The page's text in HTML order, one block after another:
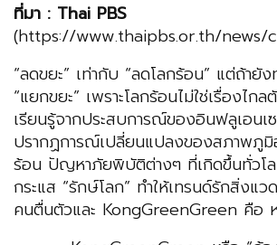
ที่มา : Thai PBS
(https://www.thaipbs.or.th/news/
“ลดขยะ” เท่ากับ “ลดโลกร้อน” แต่ถ้ายัง
“แยกขยะ” เพราะโลกร้อนไม่ใช่เรื่องไก
เรียนรู้จากประสบการณ์ของอินฟลูเอนเ
ปรากฏการณ์เปลี่ยนแปลงของสภาพภูมิ
ร้อน ปัญหาภัยพิบัติต่างๆ ที่เกิดขึ้นทั่วโ
กระแส “รักษ์โลก” ทำให้เทรนด์รักสิ่งแ
คนตื่นตัวและ KongGreenGreen คือ